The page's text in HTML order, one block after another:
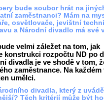
bude soubor hrát na
zaměstnanci? Mám na
osvětlovače, jevištní
a Národní divadlo má své
velmi záležet na tom, jak
konstrukci rozpočtu ND po
divadla je ve shodě v tom,
zaměstnance. Na
umělci.
divadla, který z
Těch kritérií může být